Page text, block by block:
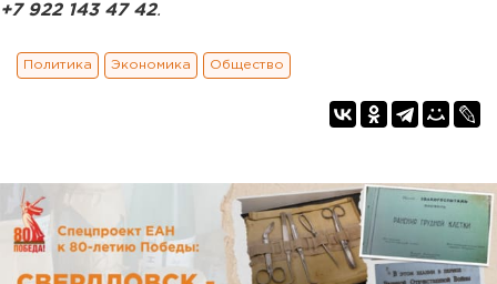
+7 922 143 47 42.
Политика Экономика Общество